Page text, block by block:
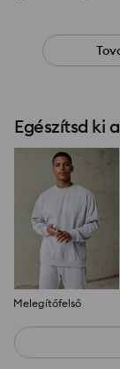
Egészítsd ki
Melegítőfelső